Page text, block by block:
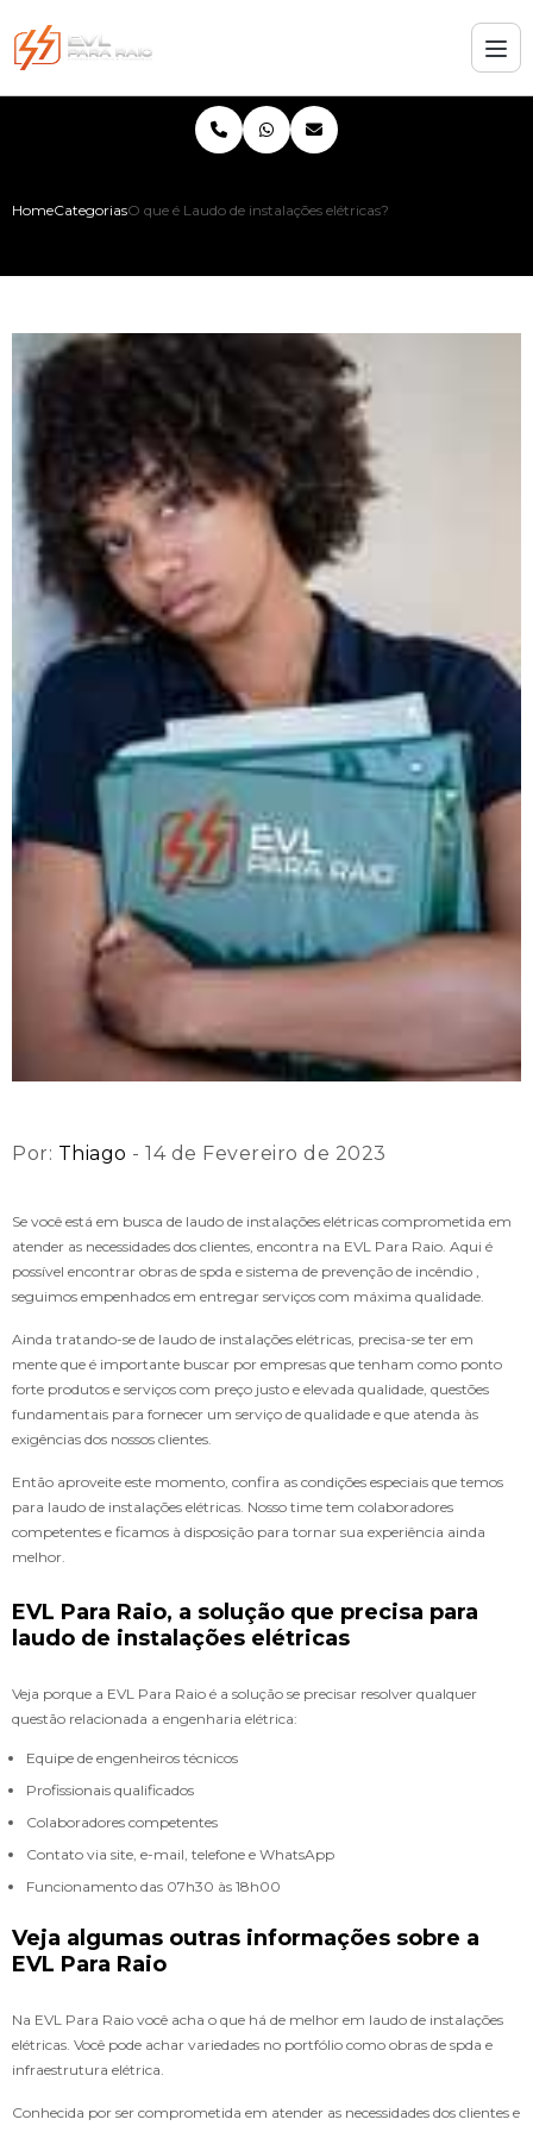
HomeCategoriasO que é Laudo de instalações elétricas?
Por: Thiago - 14 de Fevereiro de 2023
Se você está em busca de laudo de instalações elétricas comprometida em
atender as necessidades dos clientes, encontra na EVL Para Raio. Aqui é
possível encontrar obras de spda e sistema de prevenção de incêndio ,
seguimos empenhados em entregar serviços com máxima qualidade.
Ainda tratando-se de laudo de instalações elétricas, precisa-se ter em
mente que é importante buscar por empresas que tenham como ponto
forte produtos e serviços com preço justo e elevada qualidade, questões
fundamentais para fornecer um serviço de qualidade e que atenda às
exigências dos nossos clientes.
Então aproveite este momento, confira as condições especiais que temos
para laudo de instalações elétricas. Nosso time tem colaboradores
competentes e ficamos à disposição para tornar sua experiência ainda
melhor.
EVL Para Raio, a solução que precisa para
laudo de instalações elétricas
Veja porque a EVL Para Raio é a solução se precisar resolver qualquer
questão relacionada a engenharia elétrica:
Equipe de engenheiros técnicos
Profissionais qualificados
Colaboradores competentes
Contato via site, e-mail, telefone e WhatsApp
Funcionamento das 07h30 às 18h00
Veja algumas outras informações sobre a
EVL Para Raio
Na EVL Para Raio você acha o que há de melhor em laudo de instalações
elétricas. Você pode achar variedades no portfólio como obras de spda e
infraestrutura elétrica.
Conhecida por ser comprometida em atender as necessidades dos clientes e